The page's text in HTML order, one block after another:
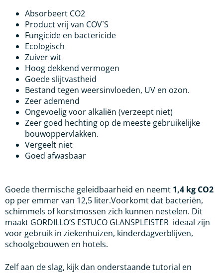
Absorbeert CO2
Product vrij van COV`S
Fungicide en bactericide
Ecologisch
Zuiver wit
Hoog dekkend vermogen
Goede slijtvastheid
Bestand tegen weersinvloeden, UV en ozon.
Zeer ademend
Ongevoelig voor alkaliën (verzeept niet)
Zeer goed hechting op de meeste gebruikelijke
bouwoppervlakken.
Vergeelt niet
Goed afwasbaar
Goede thermische geleidbaarheid en neemt 1,4 kg CO2
op per emmer van 12,5 liter.Voorkomt dat bacteriën,
schimmels of korstmossen zich kunnen nestelen. Dit
maakt GORDILLO’S ESTUCO GLANSPLEISTER ideaal zijn
voor gebruik in ziekenhuizen, kinderdagverblijven,
schoolgebouwen en hotels.
Zelf aan de slag, kijk dan onderstaande tutorial en